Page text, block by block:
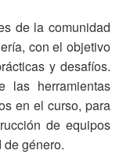
de la comunidad
con el objetivo
y desafíos.
las herramientas
en el curso, para
de equipos
género.